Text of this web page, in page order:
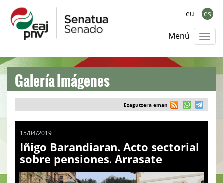
eu es
Menú
Galería Imágenes
Ezagutzera eman
15/04/2019
Iñigo Barandiaran. Acto sectorial
sobre pensiones. Arrasate